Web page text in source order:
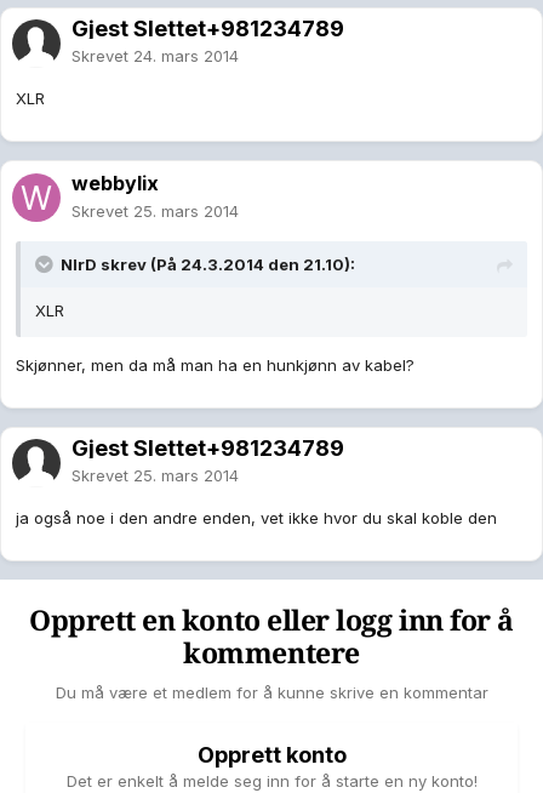
Gjest Slettet+981234789
Skrevet 24. mars 2014
XLR
webbylix
Skrevet 25. mars 2014
NIrD skrev (På 24.3.2014 den 21.10):
XLR
Skjønner, men da må man ha en hunkjønn av kabel?
Gjest Slettet+981234789
Skrevet 25. mars 2014
ja også noe i den andre enden, vet ikke hvor du skal koble den
Opprett en konto eller logg inn for å
kommentere
Du må være et medlem for å kunne skrive en kommentar
Opprett konto
Det er enkelt å melde seg inn for å starte en ny konto!